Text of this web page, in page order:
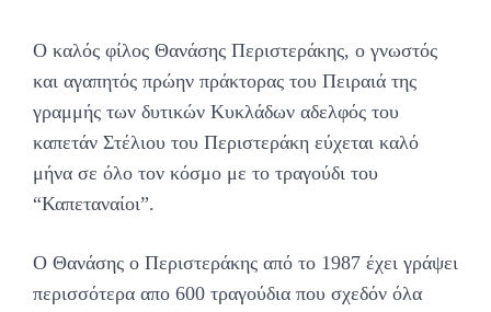
Ο καλός φίλος Θανάσης Περιστεράκης, ο γνωστός
και αγαπητός πρώην πράκτορας του Πειραιά της
γραμμής των δυτικών Κυκλάδων αδελφός του
καπετάν Στέλιου του Περιστεράκη εύχεται καλό
μήνα σε όλο τον κόσμο με το τραγούδι του
“Καπεταναίοι”.
O Θανάσης ο Περιστεράκης από το 1987 έχει γράψει
περισσότερα απο 600 τραγούδια που σχεδόν όλα